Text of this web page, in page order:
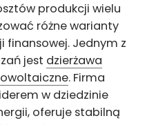
produkcji wielu
różne warianty
finansowej. Jednym z
jest dzierżawa
. Firma
w dziedzinie
oferuje stabilną